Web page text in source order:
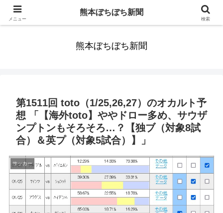
みんなまだ気づかずすごしていたんだわ。ずっといっしょに歩いてゆけるっ
熊本ぼちぼち新聞
第1511回 toto（1/25,26,27）のオカルト予
想 「【海外toto】ややドロー多め、サウザ
ンプトンもそろそろ…？【独ブ（対象8試
合）＆英プ（対象5試合）】」
サッカー
メニュー
熊本ぼちぼち新聞
検索